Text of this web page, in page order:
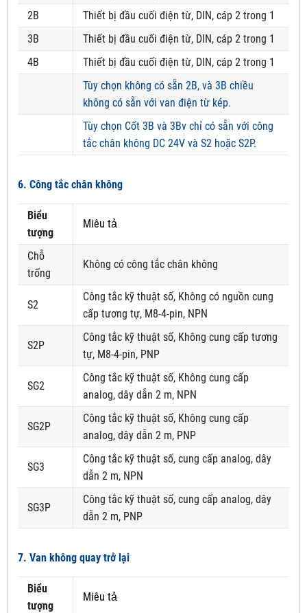
2B
Thiết bị đầu cuối điện từ, DIN, cáp 2 trong 1
3B
Thiết bị đầu cuối điện từ, DIN, cáp 2 trong 1
4B
Thiết bị đầu cuối điện từ, DIN, cáp 2 trong 1
Tùy chọn không có sẵn 2B, và 3B chiều
không có sẵn với van điện từ kép.
Tùy chọn Cốt 3B và 3Bv chỉ có sẵn với công
tắc chân không DC 24V và S2 hoặc S2P.
6. Công tắc chân không
Biểu
tượng
Miêu tả
Chỗ
trống
Không có công tắc chân không
S2
Công tắc kỹ thuật số, Không có nguồn cung
cấp tương tự, M8-4-pin, NPN
S2P
Công tắc kỹ thuật số, Không cung cấp tương
tự, M8-4-pin, PNP
SG2
Công tắc kỹ thuật số, Không cung cấp
analog, dây dẫn 2 m, NPN
SG2P
Công tắc kỹ thuật số, Không cung cấp
analog, dây dẫn 2 m, PNP
SG3
Công tắc kỹ thuật số, cung cấp analog, dây
dẫn 2 m, NPN
SG3P
Công tắc kỹ thuật số, cung cấp analog, dây
dẫn 2 m, PNP
7. Van không quay trở lại
Biểu
tượng
Miêu tả